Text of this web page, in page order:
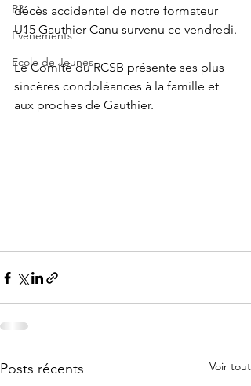
P3
Evènements
Ecole de Jeunes
décès accidentel de notre formateur
U15 Gauthier Canu survenu ce vendredi.
Le Comité du RCSB présente ses plus
sincères condoléances à la famille et
aux proches de Gauthier.
Posts récents Voir tout